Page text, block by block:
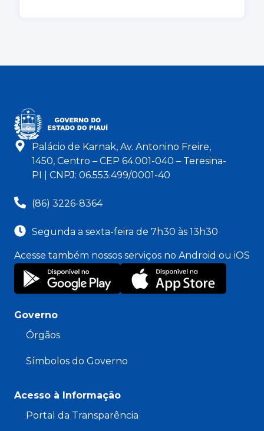
Palácio de Karnak, Av. Antonino Freire,
1450, Centro – CEP 64.001-040 – Teresina-
PI | CNPJ: 06.553.499/0001-40
(86) 3226-8364
Segunda a sexta-feira de 7h30 às 13h30
Acesse também nossos serviços no Android ou iOS
Governo
Órgãos
Símbolos do Governo
Acesso à Informação
Portal da Transparência